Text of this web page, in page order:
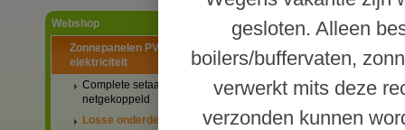
Webshop
Zonnepanelen PV-systemen
elektriciteit
Complete setaanbiedingen
netgekoppeld
Losse onderdelen
gesloten. Alleen
boilers/buffervaten,
verwerkt mits deze
verzonden kunnen